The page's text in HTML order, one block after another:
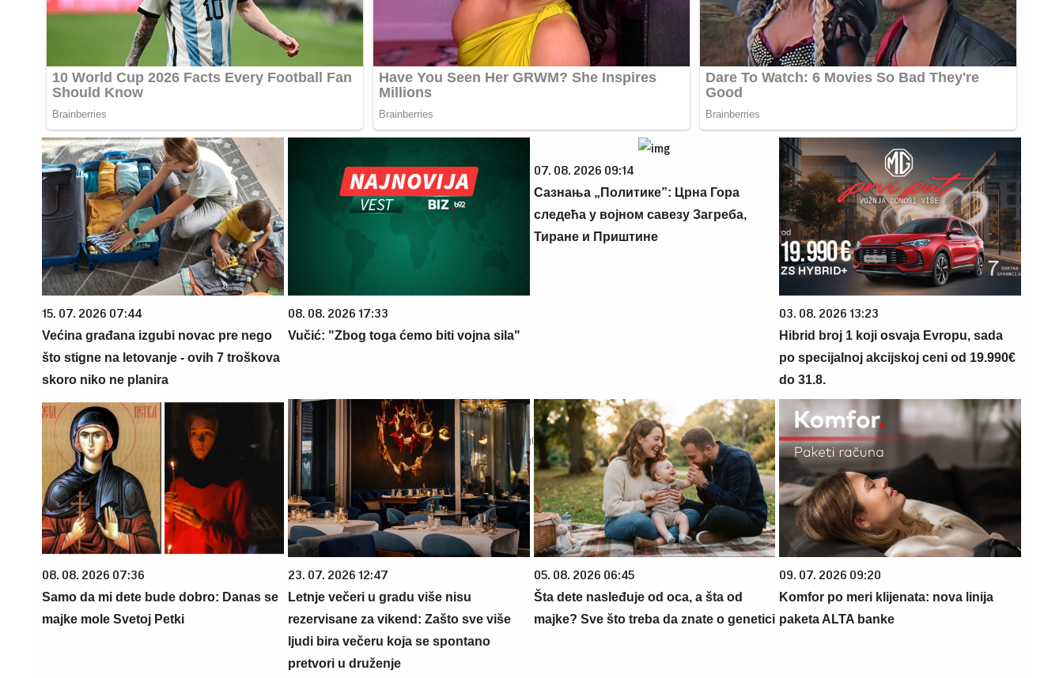
15. 07. 2026 07:44
Većina građana izgubi novac pre nego
što stigne na letovanje - ovih 7 troškova
skoro niko ne planira
08. 08. 2026 17:33
Vučić: "Zbog toga ćemo biti vojna sila"
07. 08. 2026 09:14
Сазнања „Политике”: Црна Гора
следећа у војном савезу Загреба,
Тиране и Приштине
03. 08. 2026 13:23
Hibrid broj 1 koji osvaja Evropu, sada
po specijalnoj akcijskoj ceni od 19.990€
do 31.8.
08. 08. 2026 07:36
Samo da mi dete bude dobro: Danas se
majke mole Svetoj Petki
23. 07. 2026 12:47
Letnje večeri u gradu više nisu
rezervisane za vikend: Zašto sve više
ljudi bira večeru koja se spontano
pretvori u druženje
05. 08. 2026 06:45
Šta dete nasleđuje od oca, a šta od
majke? Sve što treba da znate o genetici
09. 07. 2026 09:20
Komfor po meri klijenata: nova linija
paketa ALTA banke